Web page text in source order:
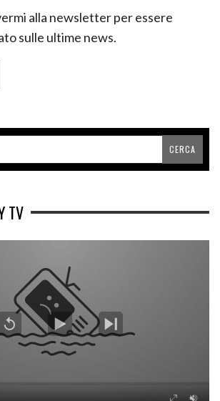
alla newsletter per essere
sulle ultime news.
TV